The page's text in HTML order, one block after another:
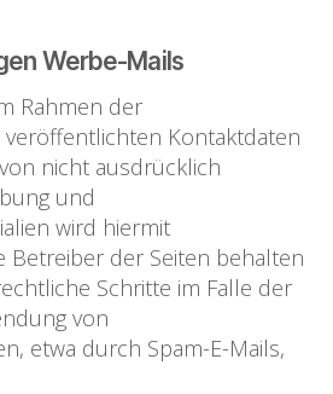
Werbe-Mails
Rahmen der
Kontaktdaten
nicht ausdrücklich
und
wird hiermit
Betreiber der Seiten behalten
Schritte im Falle der
von
etwa durch Spam-E-Mails,